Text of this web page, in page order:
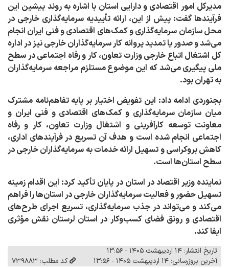
مدیرکل امور اقتصادی و دارایی استان با اشاره به روند پیشین این
فرآیندها گفت: پیش از این، ارائه تأییدیه سرمایه‌گذاری خارجی در
محل سازمان سرمایه‌گذاری و کمک‌های اقتصادی و فنی ایران انجام
می‌شد و صدور یا تمدید پروانه کار سرمایه‌گذاران خارجی نیز در اداره
کل اشتغال اتباع خارجی وزارت تعاون، کار و رفاه اجتماعی در سطح
ملی پیگیری می‌شد که این موضوع مستلزم مراجعه سرمایه‌گذاران
به تهران بود.
بجنوردی ادامه داد: این تفویض اختیار بر پایه تفاهم‌نامه مشترک
میان سازمان سرمایه‌گذاری و کمک‌های اقتصادی و فنی ایران و
معاونت توسعه کارآفرینی و اشتغال وزارت تعاون، کار و رفاه
اجتماعی انجام شده است و هدف آن تسریع در فرآیندهای اداری،
کاهش بروکراسی و تسهیل ارائه خدمات به سرمایه‌گذاران خارجی در
سطح استان‌ها است.
نماینده وزیر اقتصاد در استان در پایان تأکید کرد: این اقدام زمینه
تسهیل حضور و فعالیت سرمایه‌گذاران خارجی در استان‌ها را فراهم
می‌کند و می‌تواند در جذب سرمایه‌گذاری، تسریع اجرای طرح‌های
اقتصادی و رونق فضای کسب‌وکار در استان لرستان نقش مؤثری
ایفا کند.
تاریخ انتشار: ۱۴ اردیبهشت ۱۴۰۵ - ۱۳:۵۶
آخرین بروزرسانی: ۱۴ اردیبهشت ۱۴۰۵ - ۱۳:۵۶
کد مطلب: 739883